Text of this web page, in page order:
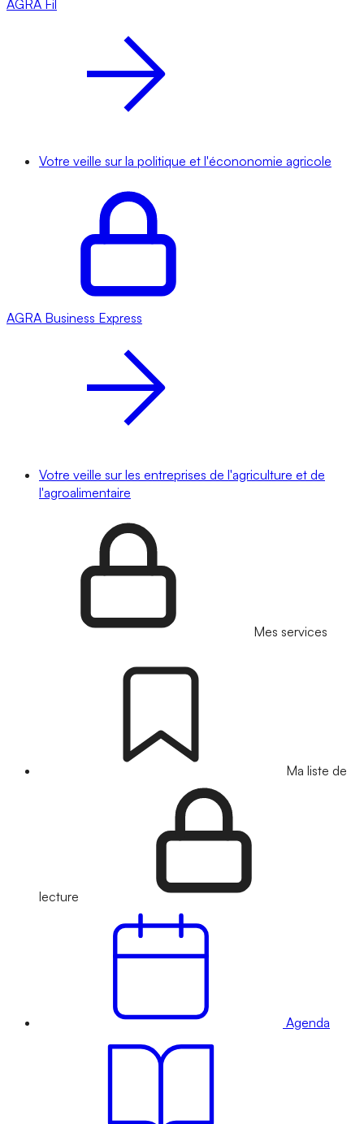
AGRA Fil
Votre veille sur la politique et l'écononomie agricole
AGRA Business Express
Votre veille sur les entreprises de l'agriculture et de
l'agroalimentaire
Mes services
Ma liste de
lecture
Agenda